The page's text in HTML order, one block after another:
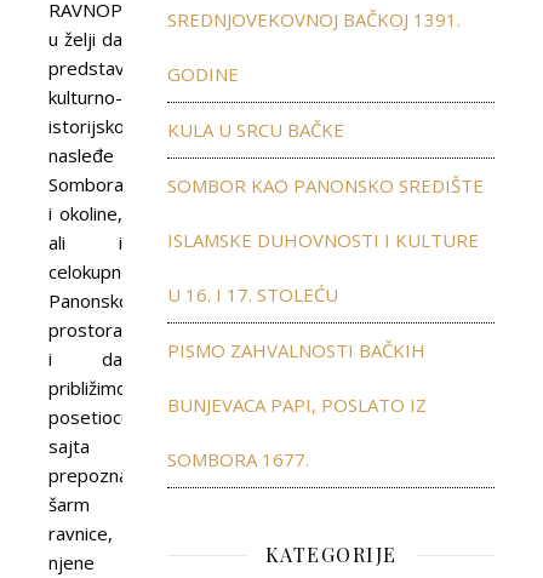
RAVNOPLOV
u želji da
predstavimo
kulturno-
istorijsko
nasleđe
Sombora
i okoline,
ali i
celokupnog
Panonskog
prostora
i da
približimo
posetiocu
sajta
prepoznatljiv
šarm
ravnice,
njene
SREDNJOVEKOVNOJ BAČKOJ 1391.
GODINE
KULA U SRCU BAČKE
SOMBOR KAO PANONSKO SREDIŠTE
ISLAMSKE DUHOVNOSTI I KULTURE
U 16. I 17. STOLEĆU
PISMO ZAHVALNOSTI BAČKIH
BUNJEVACA PAPI, POSLATO IZ
SOMBORA 1677.
KATEGORIJE